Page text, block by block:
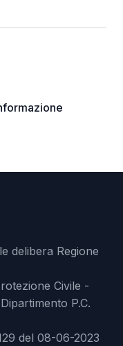
delibera Regione
Civile -
P.C.
del 08-06-2023